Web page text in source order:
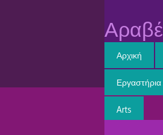
Αρχική
Εργαστήρια
Arts